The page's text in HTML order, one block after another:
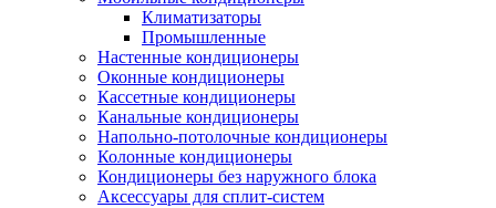
Климатизаторы
Промышленные
Настенные кондиционеры
Оконные кондиционеры
Кассетные кондиционеры
Канальные кондиционеры
Напольно-потолочные кондиционеры
Колонные кондиционеры
Кондиционеры без наружного блока
Аксессуары для сплит-систем